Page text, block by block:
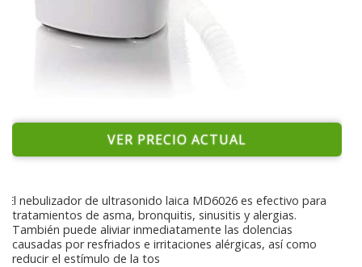
VER PRECIO ACTUAL
El nebulizador de ultrasonido laica MD6026 es efectivo para
tratamientos de asma, bronquitis, sinusitis y alergias.
También puede aliviar inmediatamente las dolencias
causadas por resfriados e irritaciones alérgicas, así como
reducir el estímulo de la tos